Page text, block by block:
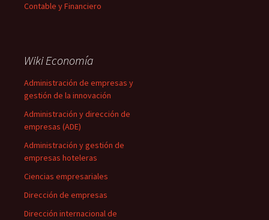
Contable y Financiero
Wiki Economía
Administración de empresas y
gestión de la innovación
Administración y dirección de
empresas (ADE)
Administración y gestión de
empresas hoteleras
Ciencias empresariales
Dirección de empresas
Dirección internacional de